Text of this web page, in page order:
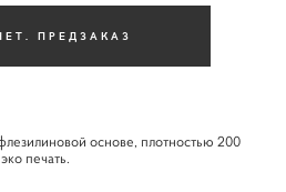
ПРЕДЗАКАЗ
основе, плотностью 200
печать.